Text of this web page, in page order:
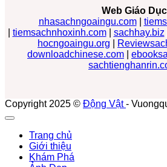
Web Giáo
nhasachngoaingu.com|
tiemsachnhoxinh.com| sachhay.biz
hocngoaingu.org
downloadchinese.com
Copyright 2025 © Động Vật-
Trang chủ
Giới thiệu
Khám Phá